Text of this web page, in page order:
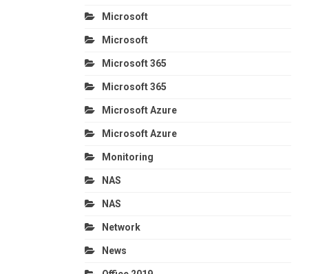
Microsoft
Microsoft
Microsoft 365
Microsoft 365
Microsoft Azure
Microsoft Azure
Monitoring
NAS
NAS
Network
News